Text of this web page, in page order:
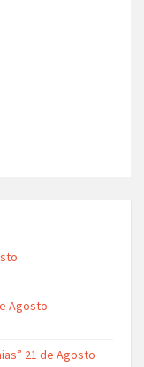
Agosto
21 de Agosto